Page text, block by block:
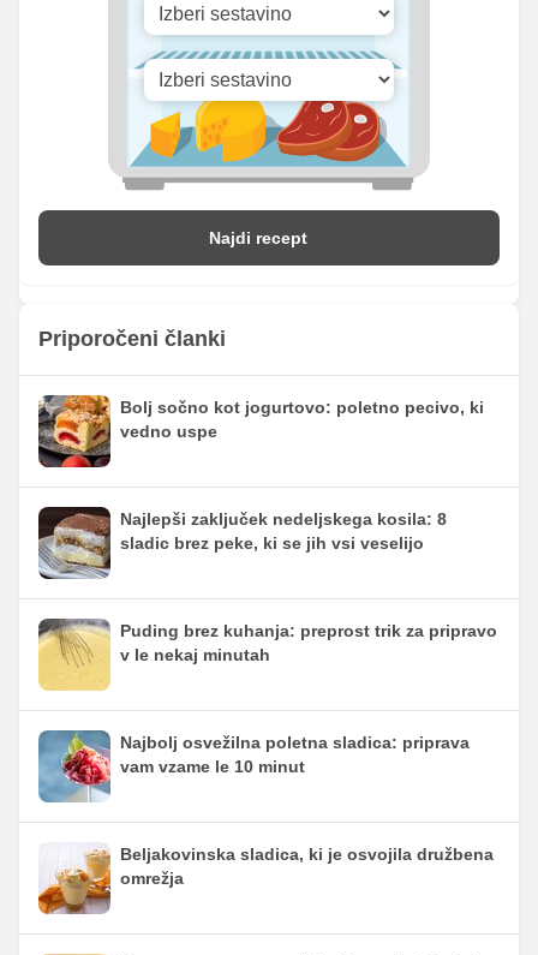
Najdi recept
Priporočeni članki
Bolj sočno kot jogurtovo: poletno pecivo, ki
vedno uspe
Najlepši zaključek nedeljskega kosila: 8
sladic brez peke, ki se jih vsi veselijo
Puding brez kuhanja: preprost trik za pripravo
v le nekaj minutah
Najbolj osvežilna poletna sladica: priprava
vam vzame le 10 minut
Beljakovinska sladica, ki je osvojila družbena
omrežja